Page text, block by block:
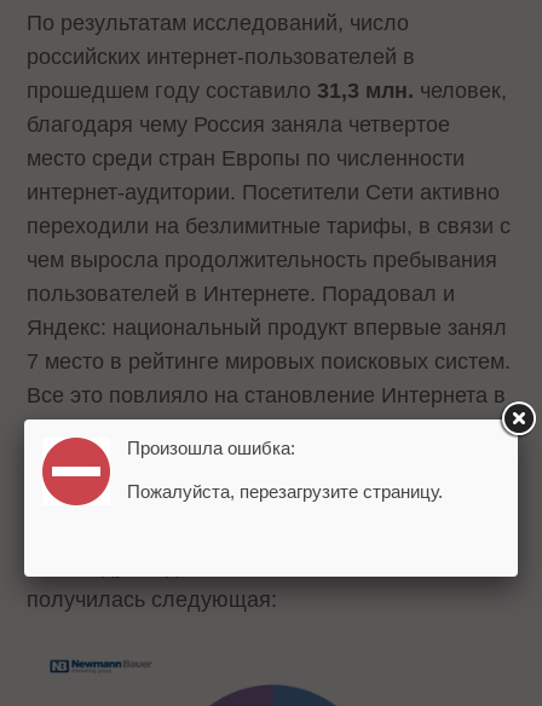
По результатам исследований, число
российских интернет-пользователей в
прошедшем году составило 31,3 млн. человек,
благодаря чему Россия заняла четвертое
место среди стран Европы по численности
интернет-аудитории. Посетители Сети активно
переходили на безлимитные тарифы, в связи с
чем выросла продолжительность пребывания
пользователей в Интернете. Порадовал и
Яндекс: национальный продукт впервые занял
7 место в рейтинге мировых поисковых систем.
Все это повлияло на становление Интернета в
России «
коммуникации».
получилась следующая:
Произошла ошибка:
Пожалуйста, перезагрузите страницу.